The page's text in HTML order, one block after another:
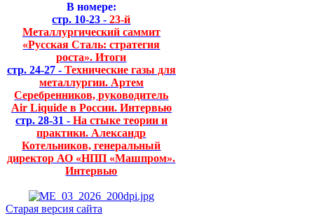
В номере:
стр. 10-23 - 23-й
Металлургический саммит
«Русская Сталь: стратегия
роста». Итоги
стр. 24-27 - Технические газы для
металлургии. Артем
Серебренников, руководитель
Air Liquide в России. Интервью
стр. 28-31 - На стыке теории и
практики. Александр
Котельников, генеральный
директор АО «НПП «Машпром».
Интервью
Старая версия сайта